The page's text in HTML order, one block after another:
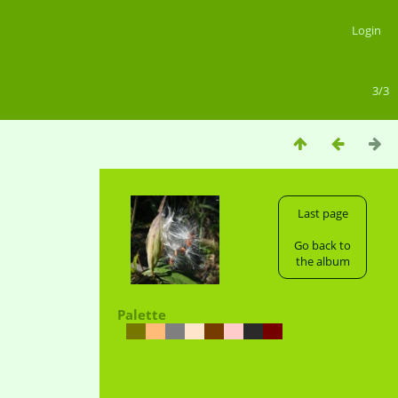
Login
3/3
Last page
Go back to
the album
Palette